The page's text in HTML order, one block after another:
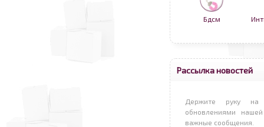
Бдсм
Рассылка новостей
Держите руку на
обновлениями
важные сообщения.